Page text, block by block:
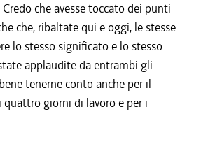
che avesse toccato dei punti
che, ribaltate qui e oggi, le stesse
lo stesso significato e lo stesso
applaudite da entrambi gli
tenerne conto anche per il
giorni di lavoro e per i